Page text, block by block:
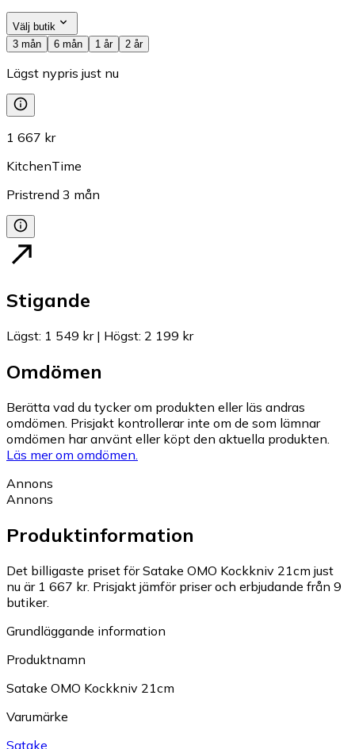
Välj butik
3 mån
6 mån 1 år 2 år
Lägst nypris just nu
1 667 kr
KitchenTime
Pristrend 3 mån
Stigande
Lägst: 1 549 kr| Högst: 2 199 kr
Omdömen
Berätta vad du tycker om produkten eller läs andras
omdömen. Prisjakt kontrollerar inte om de som lämnar
omdömen har använt eller köpt den aktuella produkten.
Läs mer om omdömen.
Annons
Annons
Produktinformation
Det billigaste priset för Satake OMO Kockkniv 21cm just
nu är 1 667 kr. Prisjakt jämför priser och erbjudande från 9
butiker.
Grundläggande information
Produktnamn
Satake OMO Kockkniv 21cm
Varumärke
Satake